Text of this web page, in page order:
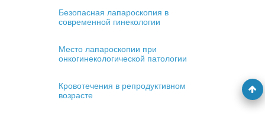
Безопасная лапароскопия в
современной гинекологии
Место лапароскопии при
онкогинекологической патологии
Кровотечения в репродуктивном
возрасте